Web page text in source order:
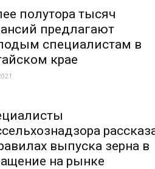
полутора тысяч
предлагают
специалистам в
крае
выпуска зерна в
на рынке